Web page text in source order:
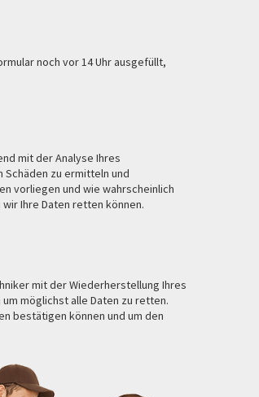
noch vor 14 Uhr ausgefüllt,
mit der Analyse Ihres
zu ermitteln und
vorliegen und wie wahrscheinlich
Ihre Daten retten können.
mit der Wiederherstellung Ihres
möglichst alle Daten zu retten.
bestätigen können und um den